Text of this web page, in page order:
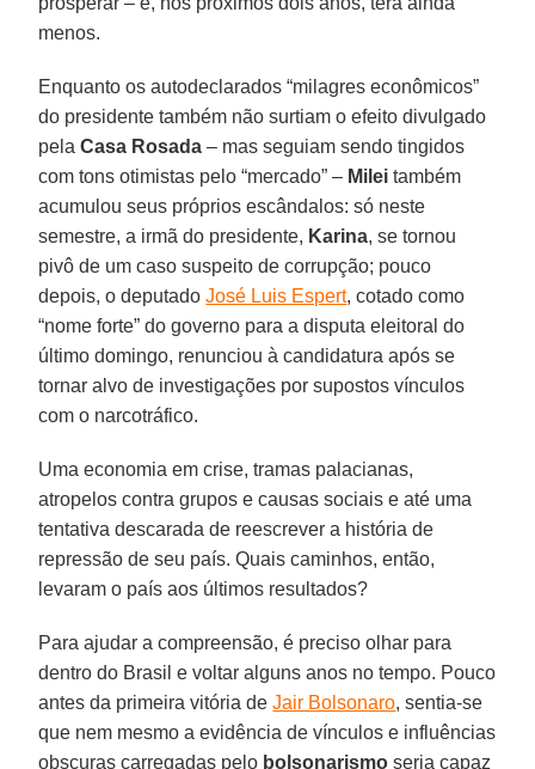
menos.
Enquanto os autodeclarados “milagres econômicos”
do presidente também não surtiam o efeito divulgado
pelaCasa Rosada – mas seguiam sendo tingidos
com tons otimistas pelo “mercado” – Milei também
acumulou seus próprios escândalos: só neste
semestre, a irmã do presidente, Karina, se tornou
pivô de um caso suspeito de corrupção; pouco
depois, o deputadoJosé Luis Espert, cotado como
“nome forte” do governo para a disputa eleitoral do
último domingo, renunciou à candidatura após se
tornar alvo de investigações por supostos vínculos
com o narcotráfico.
Uma economia em crise, tramas palacianas,
atropelos contra grupos e causas sociais e até uma
tentativa descarada de reescrever a história de
repressão de seu país. Quais caminhos, então,
levaram o país aos últimos resultados?
Para ajudar a compreensão, é preciso olhar para
dentro do Brasil e voltar alguns anos no tempo. Pouco
antes da primeira vitória deJair Bolsonaro, sentia-se
que nem mesmo a evidência de vínculos e influências
obscuras carregadas pelo bolsonarismo seria capaz